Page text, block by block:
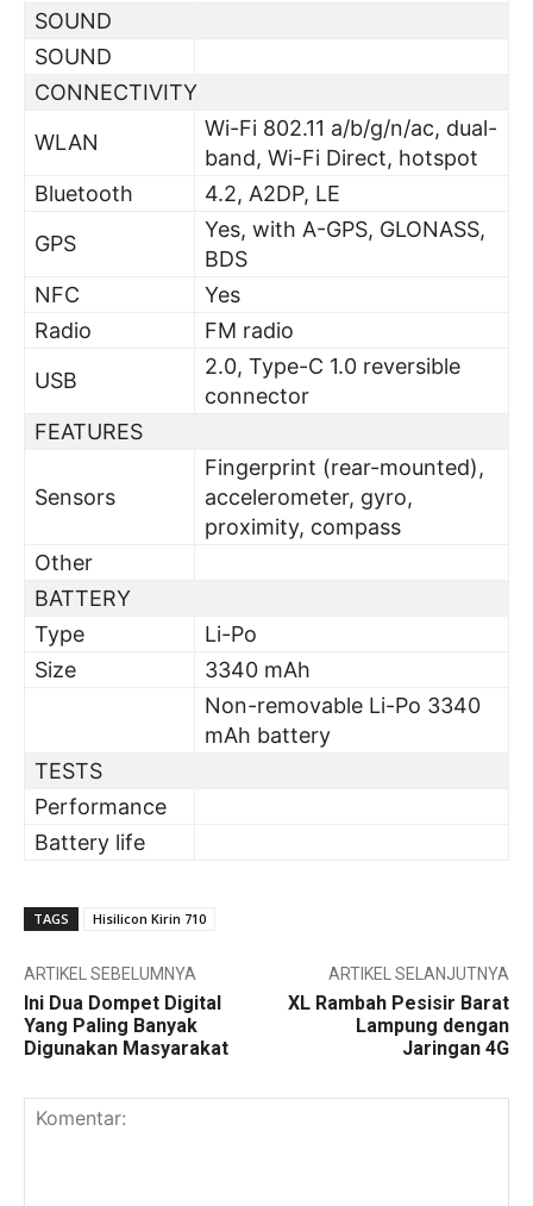
SOUND
SOUND
CONNECTIVITY
WLAN
Wi-Fi 802.11 a/b/g/n/ac, dual-
band, Wi-Fi Direct, hotspot
Bluetooth
4.2, A2DP, LE
GPS
Yes, with A-GPS, GLONASS,
BDS
NFC
Yes
Radio
FM radio
USB
2.0, Type-C 1.0 reversible
connector
FEATURES
Sensors
Fingerprint (rear-mounted),
accelerometer, gyro,
proximity, compass
Other
BATTERY
Type
Li-Po
Size
3340 mAh
Non-removable Li-Po 3340
mAh battery
TESTS
Performance
Battery life
TAGS Hisilicon Kirin 710
ARTIKEL SEBELUMNYA
Ini Dua Dompet Digital
Yang Paling Banyak
Digunakan Masyarakat
ARTIKEL SELANJUTNYA
XL Rambah Pesisir Barat
Lampung dengan
Jaringan 4G